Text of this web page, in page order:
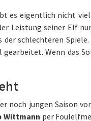
es eigentlich nicht
Leistung seiner Elf
schlechteren
Wenn das
noch jungen Saison
Wittmann per